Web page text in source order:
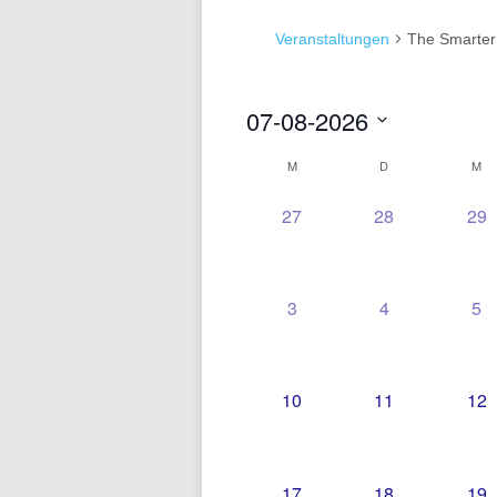
Veranstaltungen The
07-08-2026
wählen.
KALENDER
VON
M D M
0
27
0
28
0
29
0
3
0
4
0
5
0
10
0
11
0
12
0
0
0